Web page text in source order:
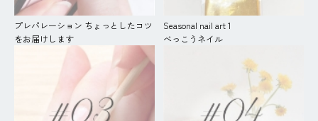
プレパレーション ちょっとしたコツ
をお届けします
Seasonal nail art 1
べっこうネイル